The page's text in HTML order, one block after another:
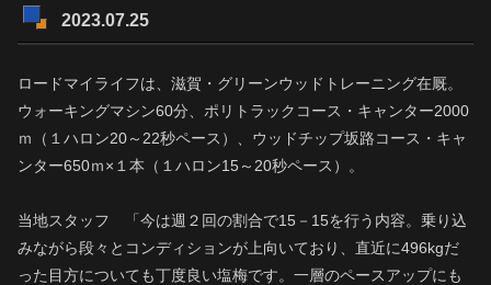
2023.07.25
ロードマイライフは、滋賀・グリーンウッドトレーニング在厩。
ウォーキングマシン60分、ポリトラックコース・キャンター2000
ｍ（１ハロン20～22秒ペース）、ウッドチップ坂路コース・キャ
ンター650ｍ×１本（１ハロン15～20秒ペース）。
当地スタッフ 「今は週２回の割合で15－15を行う内容。乗り込
みながら段々とコンディションが上向いており、直近に496kgだ
った目方についても丁度良い塩梅です。一層のペースアップにも